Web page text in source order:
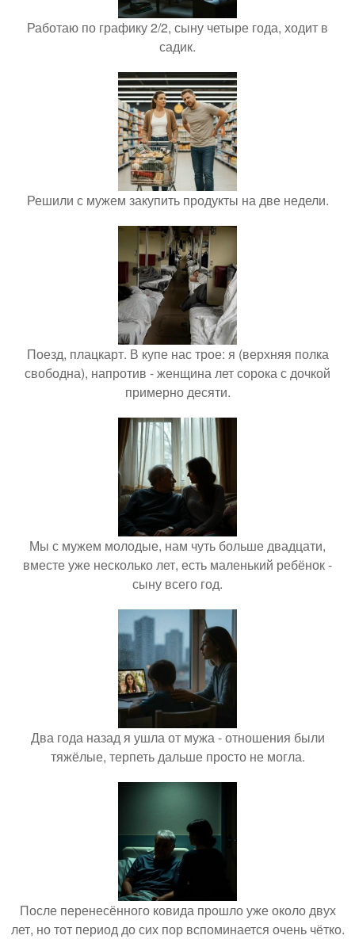
Работаю по графику 2/2, сыну четыре года, ходит в
садик.
Решили с мужем закупить продукты на две недели.
Поезд, плацкарт. В купе нас трое: я (верхняя полка
свободна), напротив - женщина лет сорока с дочкой
примерно десяти.
Мы с мужем молодые, нам чуть больше двадцати,
вместе уже несколько лет, есть маленький ребёнок -
сыну всего год.
Два года назад я ушла от мужа - отношения были
тяжёлые, терпеть дальше просто не могла.
После перенесённого ковида прошло уже около двух
лет, но тот период до сих пор вспоминается очень чётко.